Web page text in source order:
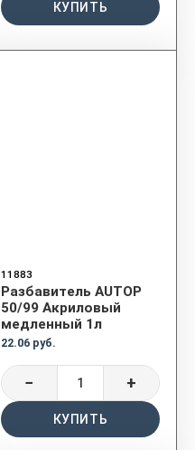
КУПИТЬ
11883
Разбавитель AUTOP
50/99 Акриловый
медленный 1л
22.06 руб.
− +
КУПИТЬ